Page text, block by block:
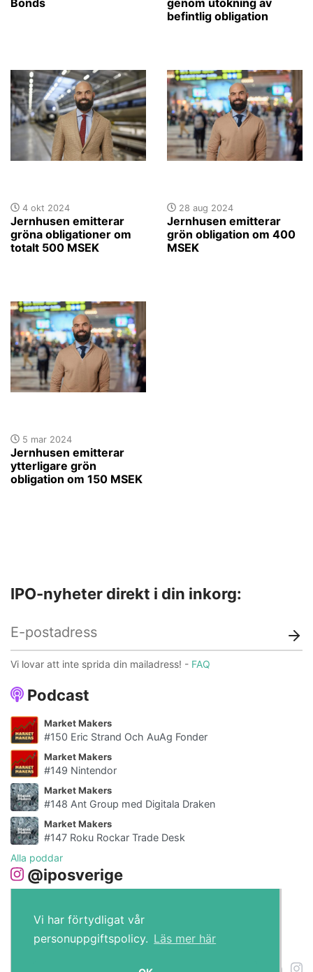
Vi har förtydligat vår
personuppgiftspolicy. Läs mer här
befintlig obligation
4 okt 2024
Jernhusen emitterar
gröna obligationer om
totalt 500 MSEK
28 aug 2024
Jernhusen emitterar
grön obligation om 400
MSEK
5 mar 2024
Jernhusen emitterar
ytterligare grön
obligation om 150 MSEK
Podcast
Market Makers
#150 Eric Strand Och AuAg Fonder
Market Makers
#149 Nintendor
Market Makers
#148 Ant Group med Digitala Draken
Market Makers
#147 Roku Rockar Trade Desk
Alla poddar
@iposverige
IPO-nyheter direkt i din inkorg:
Vi lovar att inte sprida din mailadress! - FAQ